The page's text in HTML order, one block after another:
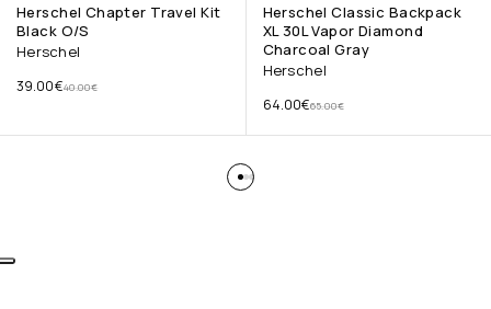
Herschel Chapter Travel Kit
Black O/S
Herschel
40.00€
39.00€
Herschel Classic Backpack
XL 30L Vapor Diamond
Charcoal Gray
Herschel
65.00€
64.00€